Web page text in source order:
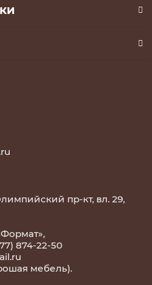
пр-кт, вл. 29,
874-22-50
мебель).